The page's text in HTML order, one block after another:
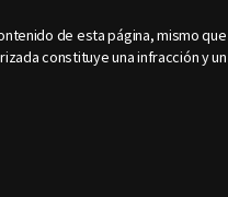
de esta página, mismo
constituye una infracción y un